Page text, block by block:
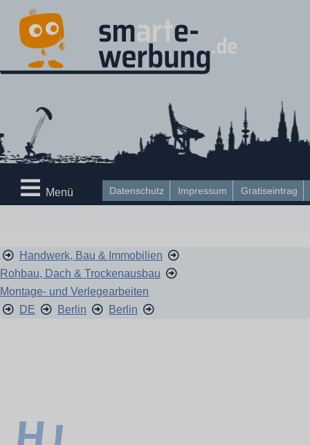
Datenschutz Impressum Gratiseintrag
Menü
Handwerk, Bau & Immobilien
Rohbau, Dach & Trockenausbau
Montage- und Verlegearbeiten
DE
Berlin Berlin